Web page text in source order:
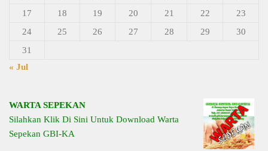
17
18 19 20 21 22
23
24
25 26 27 28 29
30
31
« Jul
WARTA SEPEKAN
Silahkan Klik Di Sini Untuk Download Warta
Sepekan GBI-KA